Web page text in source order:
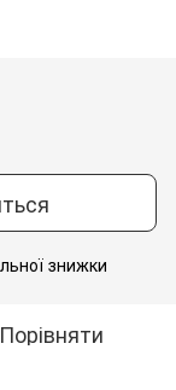
знижки
Порівняти